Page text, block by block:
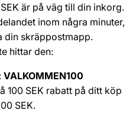
är på väg till din inkorg.
inom några minuter,
din skräppostmapp.
hittar den:
100 SEK rabatt på ditt köp
SEK.